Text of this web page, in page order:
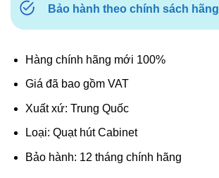
Bảo hành theo chính sách hãng
Hàng chính hãng mới 100%
Giá đã bao gồm VAT
Xuất xứ: Trung Quốc
Loại: Quạt hút Cabinet
Bảo hành: 12 tháng chính hãng